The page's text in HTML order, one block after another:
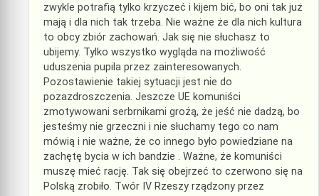
zwykle potrafią tylko krzyczeć i kijem bić, bo oni tak już
mają i dla nich tak trzeba. Nie ważne że dla nich kultura
to obcy zbiór zachowań. Jak się nie słuchasz to
ubijemy. Tylko wszystko wygląda na możliwość
uduszenia pupila przez zainteresowanych.
Pozostawienie takiej sytuacji jest nie do
pozazdroszczenia. Jeszcze UE komuniści
zmotywowani serbrnikami grożą, że jeść nie dadzą, bo
jesteśmy nie grzeczni i nie słuchamy tego co nam
mówią i nie ważne, że co innego było powiedziane na
zachętę bycia w ich bandzie . Ważne, że komuniści
muszę mieć rację. Tak się obejrzeć to czerwono się na
Polską zrobiło. Twór IV Rzeszy rządzony przez